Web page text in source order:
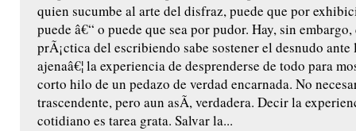
quien sucumbe al arte del disfraz, puede que por
puede â€“ o puede que sea por pudor. Hay, sin
prÃ¡ctica del escribiendo sabe sostener el desnudo ante
ajenaâ€¦ la experiencia de desprenderse de todo para
corto hilo de un pedazo de verdad encarnada. No
trascendente, pero aun asÃ­, verdadera. Decir la
cotidiano es tarea grata. Salvar la...